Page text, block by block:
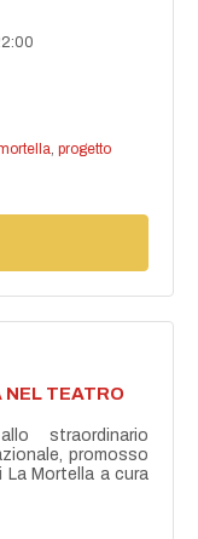
progetto
NEL TEATRO
straordinario
promosso
La Mortella a cura